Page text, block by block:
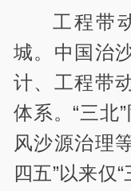
工程带
城。中国治
计、工程带
体系。“三北
风沙源治理
四五”以来仅